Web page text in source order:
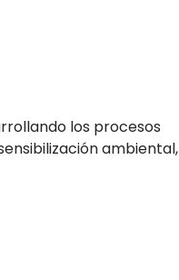
los procesos
ambiental,